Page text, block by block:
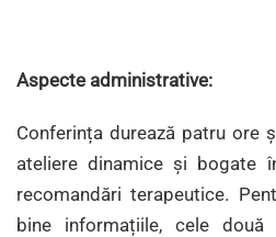
Aspecte administrative:
Conferința durează patru ore
ateliere dinamice și bogate
recomandări terapeutice.
bine informațiile, cele două